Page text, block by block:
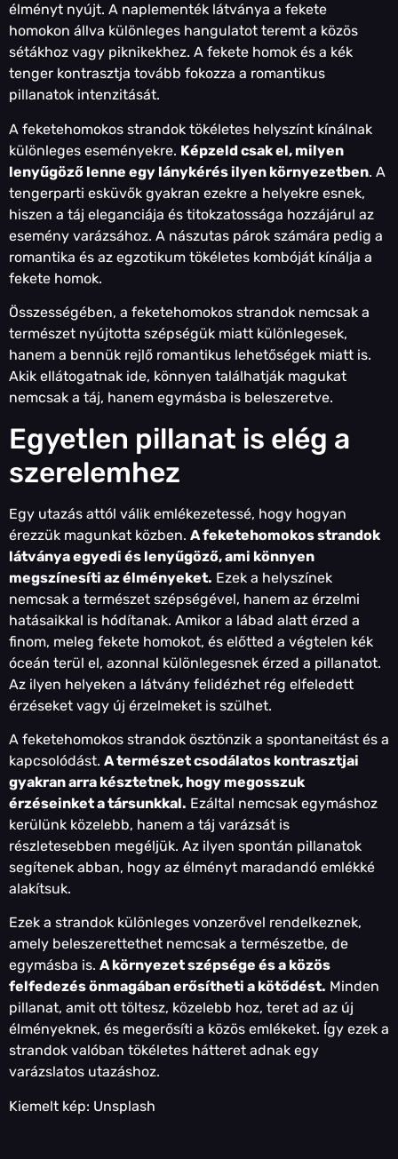
élményt nyújt. A naplementék látványa a fekete
homokon állva különleges hangulatot teremt a közös
sétákhoz vagy piknikekhez. A fekete homok és a kék
tenger kontrasztja tovább fokozza a romantikus
pillanatok intenzitását.
A feketehomokos strandok tökéletes helyszínt kínálnak
különleges eseményekre. Képzeld csak el, milyen
lenyűgöző lenne egy lánykérés ilyen környezetben. A
tengerparti esküvők gyakran ezekre a helyekre esnek,
hiszen a táj eleganciája és titokzatossága hozzájárul az
esemény varázsához. A nászutas párok számára pedig a
romantika és az egzotikum tökéletes kombóját kínálja a
fekete homok.
Összességében, a feketehomokos strandok nemcsak a
természet nyújtotta szépségük miatt különlegesek,
hanem a bennük rejlő romantikus lehetőségek miatt is.
Akik ellátogatnak ide, könnyen találhatják magukat
nemcsak a táj, hanem egymásba is beleszeretve.
Egyetlen pillanat is elég a
szerelemhez
Egy utazás attól válik emlékezetessé, hogy hogyan
érezzük magunkat közben. A feketehomokos strandok
látványa egyedi és lenyűgöző, ami könnyen
megszínesíti az élményeket. Ezek a helyszínek
nemcsak a természet szépségével, hanem az érzelmi
hatásaikkal is hódítanak. Amikor a lábad alatt érzed a
finom, meleg fekete homokot, és előtted a végtelen kék
óceán terül el, azonnal különlegesnek érzed a pillanatot.
Az ilyen helyeken a látvány felidézhet rég elfeledett
érzéseket vagy új érzelmeket is szülhet.
A feketehomokos strandok ösztönzik a spontaneitást és a
kapcsolódást. A természet csodálatos kontrasztjai
gyakran arra késztetnek, hogy megosszuk
érzéseinket a társunkkal. Ezáltal nemcsak egymáshoz
kerülünk közelebb, hanem a táj varázsát is
részletesebben megéljük. Az ilyen spontán pillanatok
segítenek abban, hogy az élményt maradandó emlékké
alakítsuk.
Ezek a strandok különleges vonzerővel rendelkeznek,
amely beleszerettethet nemcsak a természetbe, de
egymásba is. A környezet szépsége és a közös
felfedezés önmagában erősítheti a kötődést. Minden
pillanat, amit ott töltesz, közelebb hoz, teret ad az új
élményeknek, és megerősíti a közös emlékeket. Így ezek a
strandok valóban tökéletes hátteret adnak egy
varázslatos utazáshoz.
Kiemelt kép: Unsplash